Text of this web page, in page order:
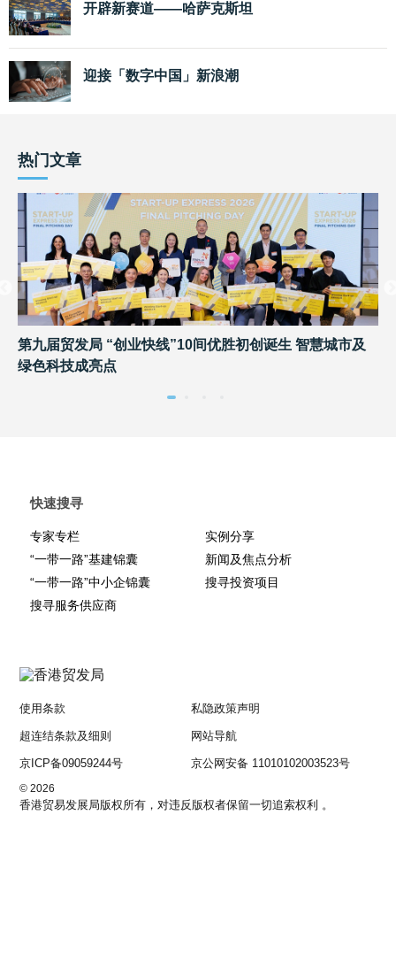
开辟新赛道——哈萨克斯坦
迎接「数字中国」新浪潮
热门文章
第九届贸发局 “创业快线”10间优胜初创诞生 智慧城市及
绿色科技成亮点
快速搜寻
专家专栏
实例分享
“一带一路”基建锦囊
新闻及焦点分析
“一带一路”中小企锦囊
搜寻投资项目
搜寻服务供应商
使用条款 私隐政策声明
超连结条款及细则 网站导航
京ICP备09059244号 京公网安备 11010102003523号
© 2026
香港贸易发展局版权所有，对违反版权者保留一切追索权利 。